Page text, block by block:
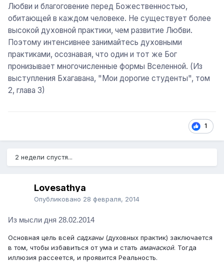
Любви и благоговение перед Божественностью,
обитающей в каждом человеке. Не существует более
высокой духовной практики, чем развитие Любви.
Поэтому интенсивнее занимайтесь духовными
практиками, осознавая, что один и тот же Бог
пронизывает многочисленные формы Вселенной. (Из
выступления Бхагавана, "Мои дорогие студенты", том
2, глава 3)
1
2 недели спустя...
Lovesathya
Опубликовано 28 февраля, 2014
Из мысли дня 28.02.2014
Основная цель всей садханы(духовных практик) заключается
в том, чтобы избавиться от ума и стать аманаской. Тогда
иллюзия рассеется, и проявится Реальность.